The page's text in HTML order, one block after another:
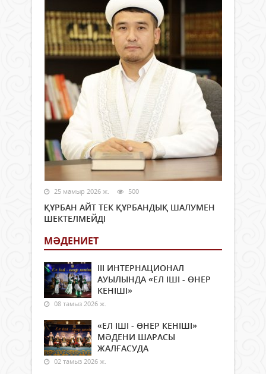
25 мамыр 2026 ж. 500
ҚҰРБАН АЙТ ТЕК ҚҰРБАНДЫҚ ШАЛУМЕН
ШЕКТЕЛМЕЙДІ
МӘДЕНИЕТ
ІІІ ИНТЕРНАЦИОНАЛ
АУЫЛЫНДА «ЕЛ ІШІ - ӨНЕР
КЕНІШІ»
08 тамыз 2026 ж.
«ЕЛ ІШІ - ӨНЕР КЕНІШІ»
МӘДЕНИ ШАРАСЫ
ЖАЛҒАСУДА
02 тамыз 2026 ж.